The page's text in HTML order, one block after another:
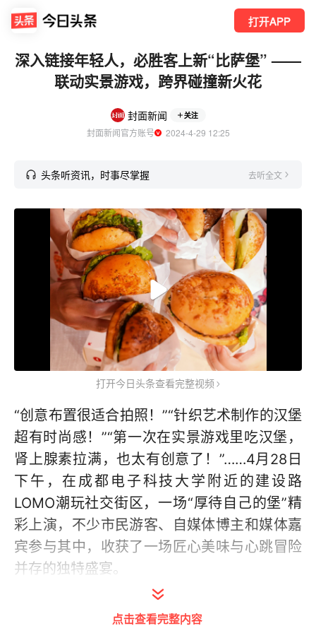
打开APP
深入链接年轻人，必胜客上新“比萨堡” ——
联动实景游戏，跨界碰撞新火花
封面新闻 关注
封面新闻官方账号
  2024-4-29 12:25
头条听资讯，时事尽掌握 去听全文
打开今日头条查看完整视频
“创意布置很适合拍照！”“针织艺术制作的汉堡
超有时尚感！”“第一次在实景游戏里吃汉堡，
肾上腺素拉满，也太有创意了！”……4月28日
下午，在成都电子科技大学附近的建设路
LOMO潮玩社交街区，一场“厚待自己的堡”精
彩上演，不少市民游客、自媒体博主和媒体嘉
宾参与其中，收获了一场匠心美味与心跳冒险
并存的独特盛宴。
点击查看完整内容